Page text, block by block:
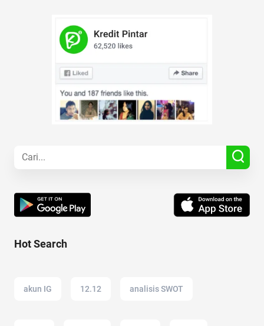
Hot Search
akun IG 12.12 analisis SWOT